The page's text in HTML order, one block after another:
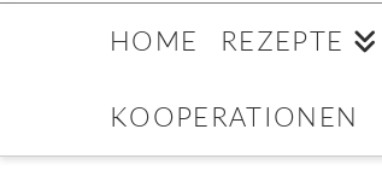
HOME REZEPTE
KOOPERATIONEN